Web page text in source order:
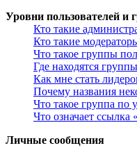
Уровни пользователей и
Кто такие
Кто такие
Что такое группы
Где находятся
Как мне стать
Почему названия
Что такое группа по
Что означает
Личные сообщения